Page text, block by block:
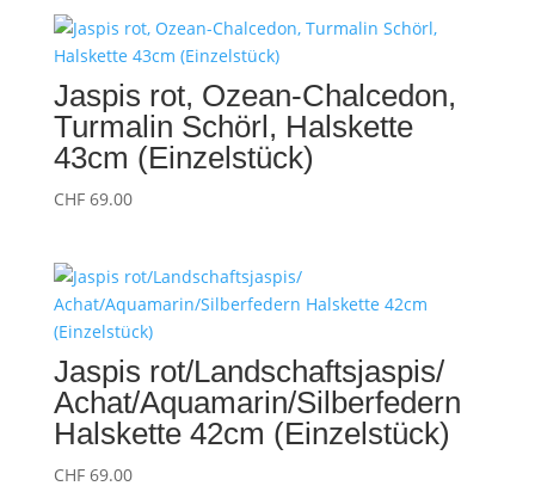
Jaspis rot, Ozean-Chalcedon,
Turmalin Schörl, Halskette
43cm (Einzelstück)
CHF69.00
Jaspis rot/Landschaftsjaspis/
Achat/Aquamarin/Silberfedern
Halskette 42cm (Einzelstück)
CHF69.00